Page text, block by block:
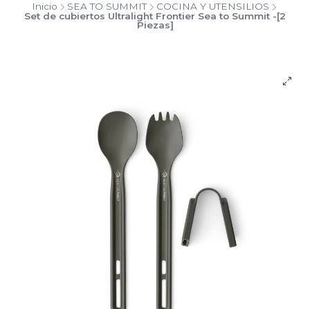
Inicio SEA TO SUMMIT
COCINA Y UTENSILIOS
Set de cubiertos Ultralight Frontier Sea to Summit -[2
Piezas]